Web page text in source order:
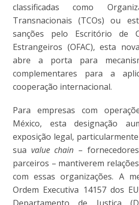
classificadas como
Transnacionais (TCOs) ou
sanções pelo Escritório de
Estrangeiros (OFAC), esta
abre a porta para
complementares para a
cooperação internacional.
Para empresas com
México, esta designação
exposição legal,
sua value chain –
parceiros – mantiverem
com essas organizações. A
Ordem Executiva 14157 dos